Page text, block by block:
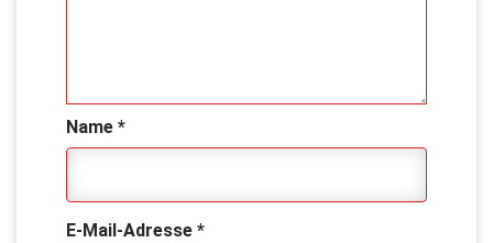
Name *
E-Mail-Adresse *